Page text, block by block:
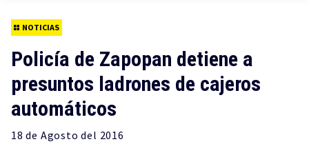
NOTICIAS
Policía de Zapopan detiene a
presuntos ladrones de cajeros
automáticos
18 de Agosto del 2016